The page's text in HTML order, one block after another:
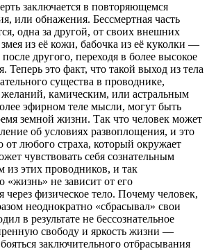
заключается в повторяющемся
или обнажения. Бессмертная часть
одна за другой, от своих внешних
из её кожи, бабочка из её куколки —
другого, переходя в более высокое
Теперь это факт, что такой выход из тела
существа в проводнике,
камическим, или астральным
эфирном теле мысли, могут быть
земной жизни. Так что человек может
об условиях развоплощения, и это
от любого страха, который окружает
чувствовать себя сознательным
из этих проводников, и так
«жизнь» не зависит от его
физическое тело. Почему человек,
неоднократно «сбрасывал» свои
в результате не бессознательное
свободу и яркость жизни —
заключительного отбрасывания